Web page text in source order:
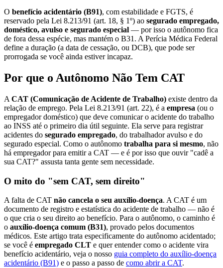
O benefício acidentário (B91), com estabilidade e FGTS, é
reservado pela Lei 8.213/91 (art. 18, § 1º) ao segurado empregado,
doméstico, avulso e segurado especial — por isso o autônomo fica
de fora dessa espécie, mas mantém o B31. A Perícia Médica Federal
define a duração (a data de cessação, ou DCB), que pode ser
prorrogada se você ainda estiver incapaz.
Por que o Autônomo Não Tem CAT
A CAT (Comunicação de Acidente de Trabalho) existe dentro da
relação de emprego. Pela Lei 8.213/91 (art. 22), é a empresa (ou o
empregador doméstico) que deve comunicar o acidente do trabalho
ao INSS até o primeiro dia útil seguinte. Ela serve para registrar
acidentes do segurado empregado, do trabalhador avulso e do
segurado especial. Como o autônomo trabalha para si mesmo, não
há empregador para emitir a CAT — e é por isso que ouvir "cadê a
sua CAT?" assusta tanta gente sem necessidade.
O mito do "sem CAT, sem direito"
A falta de CAT não cancela o seu auxílio-doença. A CAT é um
documento de registro e estatística do acidente de trabalho — não é
o que cria o seu direito ao benefício. Para o autônomo, o caminho é
o auxílio-doença comum (B31), provado pelos documentos
médicos. Este artigo trata especificamente do autônomo acidentado;
se você é empregado CLT e quer entender como o acidente vira
benefício acidentário, veja o nosso guia completo do auxílio-doença
acidentário (B91) e o passo a passo de como abrir a CAT.